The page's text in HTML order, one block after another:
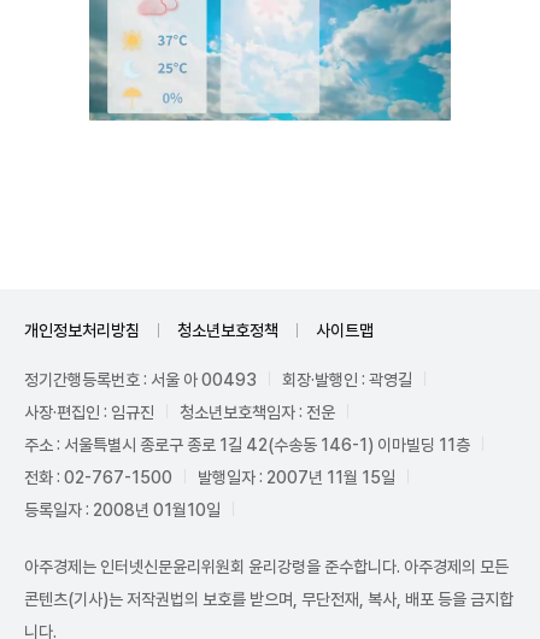
개인정보처리방침 청소년보호정책 사이트맵
정기간행등록번호 : 서울 아 00493
회장·발행인 : 곽영길
사장·편집인 : 임규진
청소년보호책임자 : 전운
주소 : 서울특별시 종로구 종로 1길 42(수송동 146-1) 이마빌딩 11층
전화 : 02-767-1500
발행일자 : 2007년 11월 15일
등록일자 : 2008년 01월10일
아주경제는 인터넷신문윤리위원회 윤리강령을 준수합니다. 아주경제의 모든
콘텐츠(기사)는 저작권법의 보호를 받으며, 무단전재, 복사, 배포 등을 금지합
니다.